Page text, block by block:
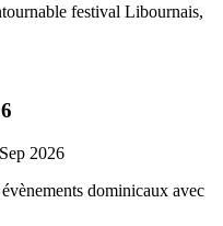
festival Libournais,
Sep 2026
dominicaux avec